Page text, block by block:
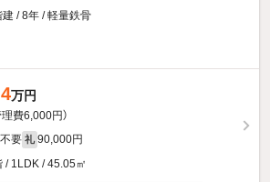
建 / 8年 / 軽量鉄骨
万円
理費6,000円）
不要 礼 90,000円
/ 1LDK / 45.05㎡